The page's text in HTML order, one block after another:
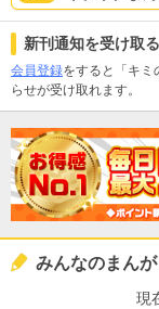
新刊通知を受け取る
会員登録をすると「キミ
らせが受け取れます。
みんなのまん
現